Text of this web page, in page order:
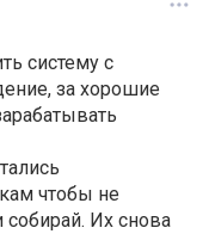
систему с
за хорошие
чтобы не
собирай. Их снова